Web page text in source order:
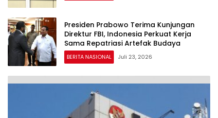
Presiden Prabowo Terima Kunjungan
Direktur FBI, Indonesia Perkuat Kerja
Sama Repatriasi Artefak Budaya
BERITA NASIONAL Juli 23, 2026